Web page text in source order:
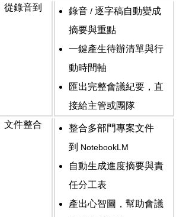
從錄音到
錄音 /逐字稿自動變成
摘要與重點
一鍵產生待辦清單與行
動時間軸
匯出完整會議紀要，直
接給主管或團隊
文件整合
整合多部門專案文件
到 NotebookLM
自動生成進度摘要與責
任分工表
產出心智圖，幫助會議